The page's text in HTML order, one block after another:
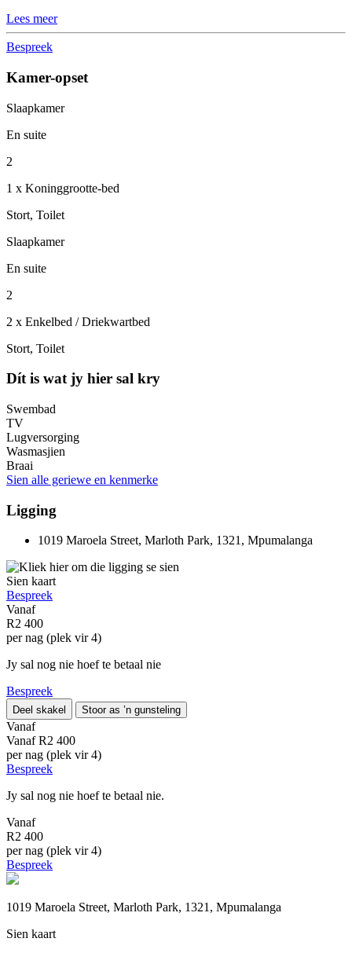
Lees meer
Bespreek
Kamer-opset
Slaapkamer
En suite
2
1 x Koninggrootte-bed
Stort, Toilet
Slaapkamer
En suite
2
2 x Enkelbed / Driekwartbed
Stort, Toilet
Dít is wat jy hier sal kry
Swembad
TV
Lugversorging
Wasmasjien
Braai
Sien alle geriewe en kenmerke
Ligging
1019 Maroela Street, Marloth Park, 1321, Mpumalanga
Sien kaart
Bespreek
Vanaf
R2 400
per nag (plek vir 4)
Jy sal nog nie hoef te betaal nie
Bespreek
Deel skakel Stoor as ’n gunsteling
Vanaf
Vanaf R2 400
per nag (plek vir 4)
Bespreek
Jy sal nog nie hoef te betaal nie.
Vanaf
R2 400
per nag (plek vir 4)
Bespreek
1019 Maroela Street, Marloth Park, 1321, Mpumalanga
Sien kaart